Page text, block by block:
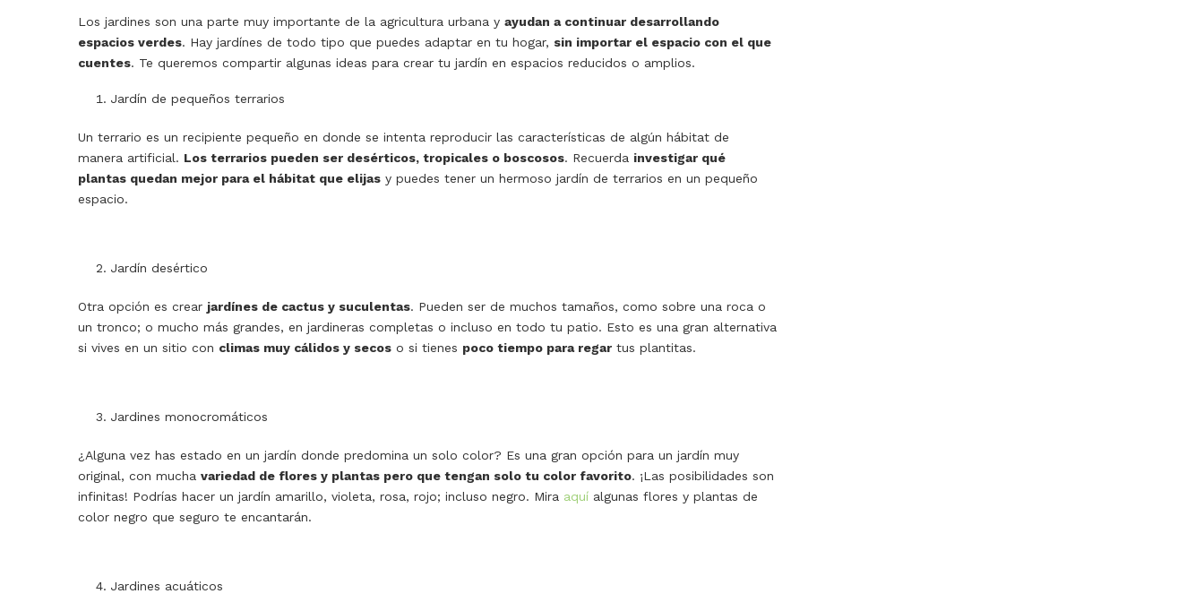
Los jardines son una parte muy importante de la agricultura urbana y ayudan a continuar desarrollando
espacios verdes. Hay jardínes de todo tipo que puedes adaptar en tu hogar, sin importar el espacio con el que
cuentes. Te queremos compartir algunas ideas para crear tu jardín en espacios reducidos o amplios.
Jardín de pequeños terrarios
Un terrario es un recipiente pequeño en donde se intenta reproducir las características de algún hábitat de
manera artificial. Los terrarios pueden ser desérticos, tropicales o boscosos. Recuerda investigar qué
plantas quedan mejor para el hábitat que elijas y puedes tener un hermoso jardín de terrarios en un pequeño
espacio.
Jardín desértico
Otra opción es crear jardínes de cactus y suculentas. Pueden ser de muchos tamaños, como sobre una roca o
un tronco; o mucho más grandes, en jardineras completas o incluso en todo tu patio. Esto es una gran alternativa
si vives en un sitio con climas muy cálidos y secos o si tienes poco tiempo para regar tus plantitas.
Jardines monocromáticos
¿Alguna vez has estado en un jardín donde predomina un solo color? Es una gran opción para un jardín muy
original, con mucha variedad de flores y plantas pero que tengan solo tu color favorito. ¡Las posibilidades son
infinitas! Podrías hacer un jardín amarillo, violeta, rosa, rojo; incluso negro. Mira aquí algunas flores y plantas de
color negro que seguro te encantarán.
Jardines acuáticos